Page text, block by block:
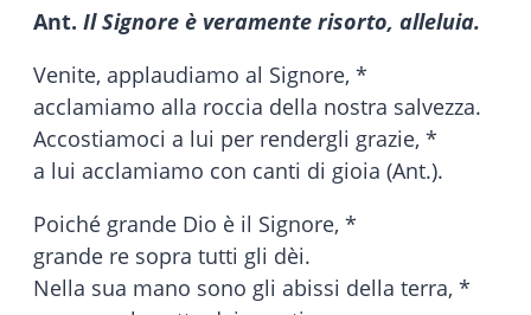
Ant. Il Signore è veramente risorto, alleluia.
Venite, applaudiamo al Signore, *
acclamiamo alla roccia della nostra salvezza.
Accostiamoci a lui per rendergli grazie, *
a lui acclamiamo con canti di gioia (Ant.).
Poiché grande Dio è il Signore, *
grande re sopra tutti gli dèi.
Nella sua mano sono gli abissi della terra, *